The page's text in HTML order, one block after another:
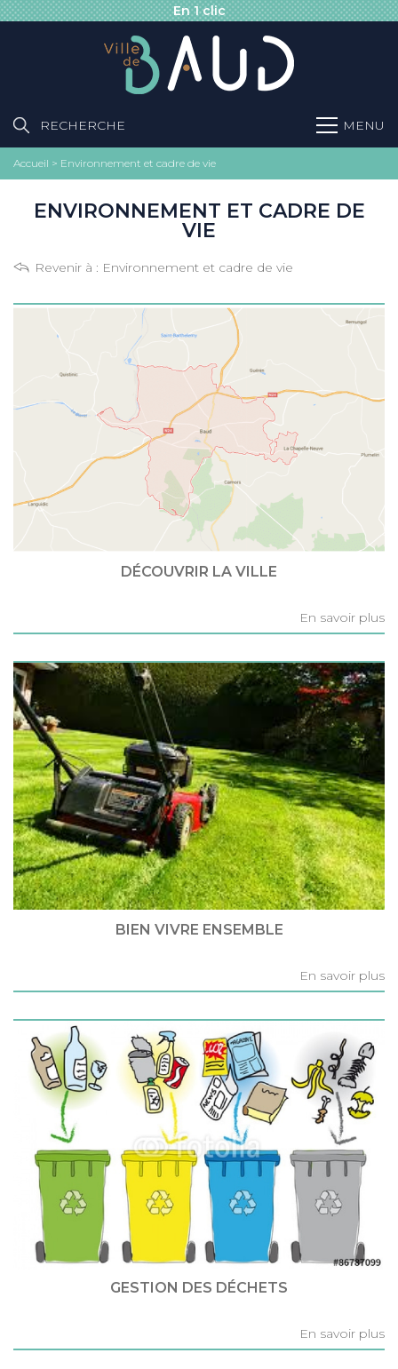
En 1 clic
RECHERCHE MENU
Accueil > Environnement et cadre de vie
ENVIRONNEMENT ET CADRE DE
VIE
Revenir à : Environnement et cadre de vie
DÉCOUVRIR LA VILLE
En savoir plus
BIEN VIVRE ENSEMBLE
En savoir plus
GESTION DES DÉCHETS
En savoir plus